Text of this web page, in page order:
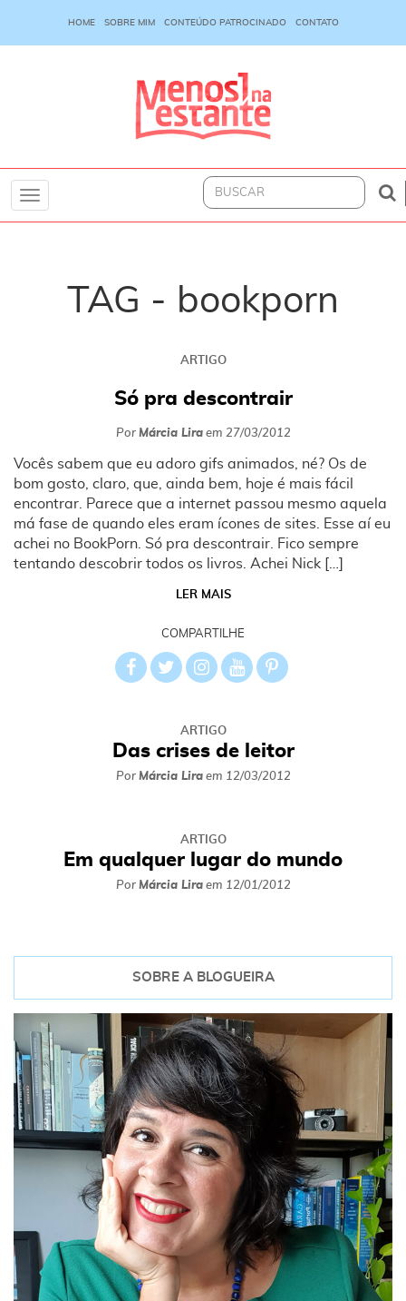
HOME SOBRE MIM CONTEÚDO PATROCINADO CONTATO
Toggle
TAG - bookporn
ARTIGO
Só pra descontrair
Por Márcia Liraem 27/03/2012
Vocês sabem que eu adoro gifs animados, né? Os de
bom gosto, claro, que, ainda bem, hoje é mais fácil
encontrar. Parece que a internet passou mesmo aquela
má fase de quando eles eram ícones de sites. Esse aí eu
achei no BookPorn. Só pra descontrair. Fico sempre
tentando descobrir todos os livros. Achei Nick […]
LER MAIS
COMPARTILHE
ARTIGO
Das crises de leitor
Por Márcia Liraem 12/03/2012
ARTIGO
Em qualquer lugar do mundo
Por Márcia Liraem 12/01/2012
SOBRE A BLOGUEIRA